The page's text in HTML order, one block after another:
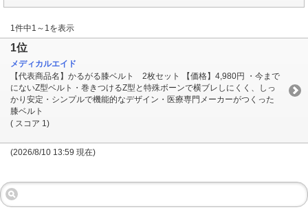
1件中1～1を表示
1位
メディカルエイド
【代表商品名】かるがる膝ベルト 2枚セット 【価格】4,980円 ・今まで
にないZ型ベルト・巻きつけるZ型と特殊ボーンで横ブレしにくく、しっ
かり安定・シンプルで機能的なデザイン・医療専門メーカーがつくった
膝ベルト
( スコア 1)
(2026/8/10 13:59 現在)